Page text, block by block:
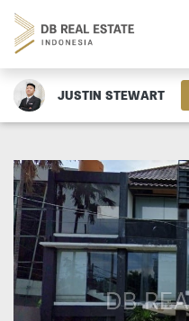
JUSTIN STEWART